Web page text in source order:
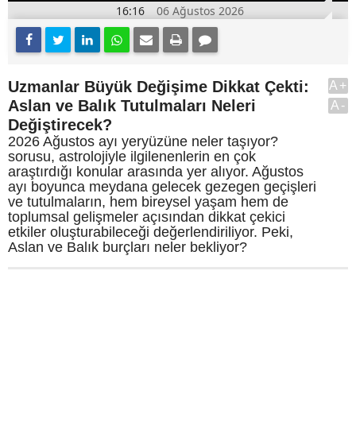
16:16 06 Ağustos 2026
Uzmanlar Büyük Değişime Dikkat Çekti:
Aslan ve Balık Tutulmaları Neleri
Değiştirecek?
2026 Ağustos ayı yeryüzüne neler taşıyor?
sorusu, astrolojiyle ilgilenenlerin en çok
araştırdığı konular arasında yer alıyor. Ağustos
ayı boyunca meydana gelecek gezegen geçişleri
ve tutulmaların, hem bireysel yaşam hem de
toplumsal gelişmeler açısından dikkat çekici
etkiler oluşturabileceği değerlendiriliyor. Peki,
Aslan ve Balık burçları neler bekliyor?
A+
A-